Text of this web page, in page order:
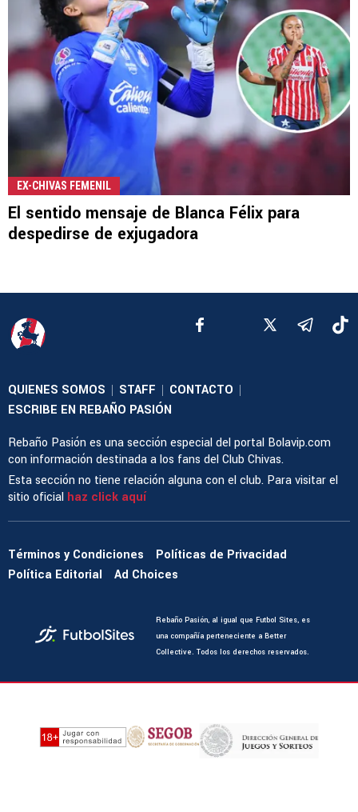
EX-CHIVAS FEMENIL
El sentido mensaje de Blanca Félix para
despedirse de exjugadora
QUIENES SOMOS | STAFF | CONTACTO |
ESCRIBE EN REBAÑO PASIÓN
Rebaño Pasión es una sección especial del portal Bolavip.com
con información destinada a los fans del Club Chivas.
Esta sección no tiene relación alguna con el club. Para visitar el
sitio oficial haz click aquí
Términos y Condiciones
Políticas de Privacidad
Política Editorial
Ad Choices
Rebaño Pasión, al igual que Futbol Sites, es
una compañía perteneciente a Better
Collective. Todos los derechos reservados.